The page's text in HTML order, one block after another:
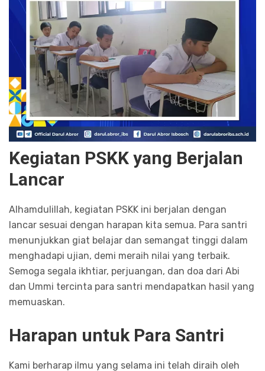
Kegiatan PSKK yang Berjalan
Lancar
Alhamdulillah, kegiatan PSKK ini berjalan dengan
lancar sesuai dengan harapan kita semua. Para santri
menunjukkan giat belajar dan semangat tinggi dalam
menghadapi ujian, demi meraih nilai yang terbaik.
Semoga segala ikhtiar, perjuangan, dan doa dari Abi
dan Ummi tercinta para santri mendapatkan hasil yang
memuaskan.
Harapan untuk Para Santri
Kami berharap ilmu yang selama ini telah diraih oleh